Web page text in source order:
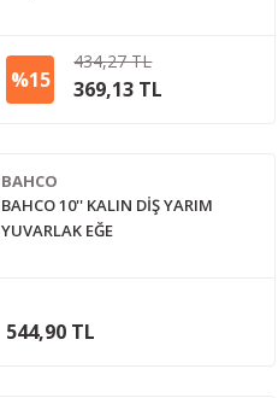
%15
434,27 TL
369,13 TL
BAHCO
BAHCO 10'' KALIN DİŞ YARIM
YUVARLAK EĞE
544,90 TL